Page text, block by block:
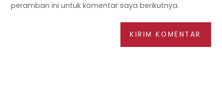
peramban ini untuk komentar saya berikutnya.